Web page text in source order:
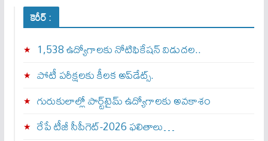
కెరీర్ :
1,538 ఉద్యోగాలకు నోటిఫికేషన్ విడుదల..
పోటీ పరీక్షలకు కీలక అప్‌డేట్స్.
గురుకులాల్లో పార్ట్‌టైమ్ ఉద్యోగాలకు అవకాశం
రేపే టీజీ సీపీగెట్‌-2026 ఫలితాలు…